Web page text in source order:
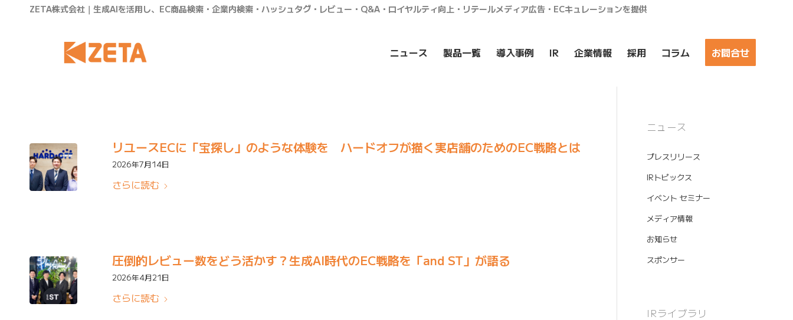
ZETA株式会社｜生成AIを活用し、EC商品検索・企業内検索・ハッシュタグ・レビュー・Q&A・ロイヤルティ向上・リテールメディア広告・ECキュレーションを提供
ニュース 製品一覧 導入事例 IR 企業情報 採用 コラム お問合せ
リユースECに「宝探し」のような体験を ハードオフが描く実店舗のためのEC戦略とは
2026年7月14日
さらに読む
圧倒的レビュー数をどう活かす？生成AI時代のEC戦略を「and ST」が語る
2026年4月21日
さらに読む
ニュース
プレスリリース
IRトピックス
イベント セミナー
メディア情報
お知らせ
スポンサー
IRライブラリ